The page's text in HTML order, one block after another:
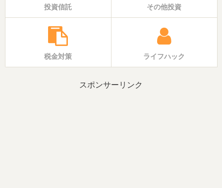
投資信託 その他投資
税金対策 ライフハック
スポンサーリンク